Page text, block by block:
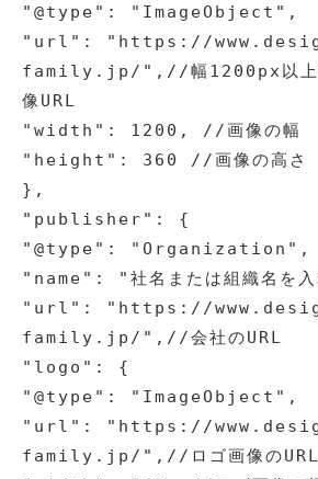
"@type": "ImageObject",
"url": "https://
family.jp/",//幅1200px以上の
像URL
"width": 1200, //画像の幅
"height": 360 //画像の高さ
},
"publisher": {
"@type": "Organization",
"name": "社名または組織名を
"url": "https://
family.jp/",//会社のURL
"logo": {
"@type": "ImageObject",
"url": "https://
family.jp/",//ロゴ画像のURL